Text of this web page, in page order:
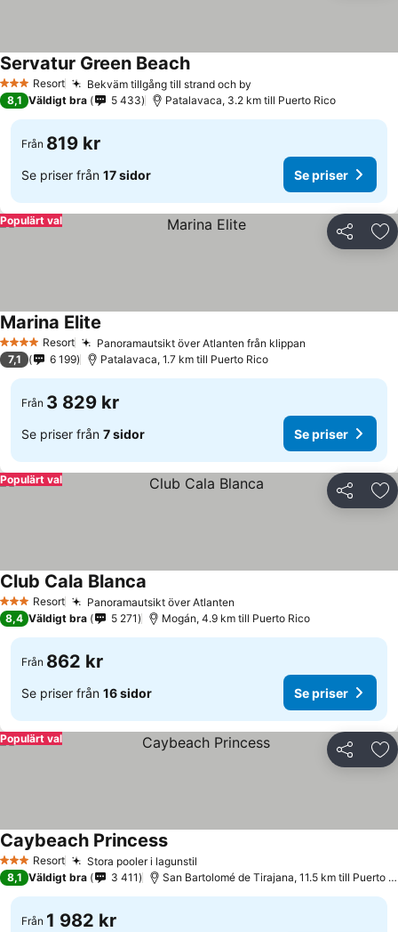
3 StjärnorResort Bekväm tillgång till strand och by
Servatur Green Beach
8,1 Väldigt bra 5 433 Patalavaca, 3.2 km till Puerto Rico
Från 819 kr
Se priser från 17 sidor Se priser
Dela
Populärt val
4 StjärnorResort Panoramautsikt över Atlanten från klippan
Marina Elite
7,1 6 199 Patalavaca, 1.7 km till Puerto Rico
Från 3 829 kr
Se priser från 7 sidor Se priser
Dela
Populärt val
3 StjärnorResort Panoramautsikt över Atlanten
Club Cala Blanca
8,4 Väldigt bra 5 271 Mogán, 4.9 km till Puerto Rico
Från 862 kr
Se priser från 16 sidor Se priser
Dela
Populärt val
3 StjärnorResort Stora pooler i lagunstil
Caybeach Princess
8,1 Väldigt bra 3 411 San Bartolomé de Tirajana, 11.5 km till Puerto Rico
Från 1 982 kr